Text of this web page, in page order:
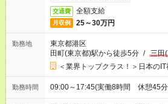
交通費 全額支給
月収例 25～30万円
勤務地
東京都港区
田町(東京都)駅から徒歩5分 / 三田
＜業界トップクラス！＞日本の
勤務時間 09:00～17:45(実働8時間 休憩45